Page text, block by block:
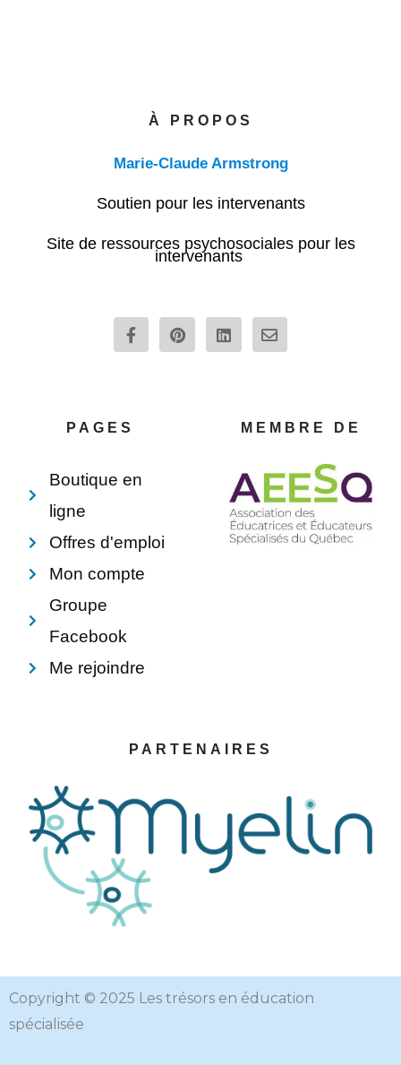
À PROPOS
Marie-Claude Armstrong
Soutien pour les intervenants
Site de ressources psychosociales pour les
intervenants
F
a
c
P
i
n
L
i
n
E
n
v
p
e
PAGES
Boutique en
ligne
Offres d'emploi
Mon compte
Groupe
Facebook
Me rejoindre
MEMBRE DE
PARTENAIRES
Copyright © 2025 Les trésors en éducation
spécialisée